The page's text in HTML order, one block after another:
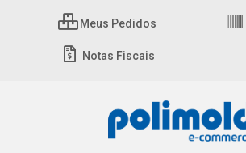
Meus Pedidos
Notas Fiscais